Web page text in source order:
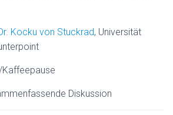
Kocku von Stuckrad, Universität
Diskussion